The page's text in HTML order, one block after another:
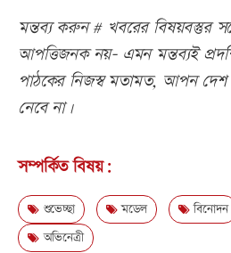
মন্তব্য করুন # খবরের বিষয়বস্তুর
আপত্তিজনক নয়- এমন মন্তব্যই
পাঠকের নিজস্ব মতামত, আপন
নেবে না।
সম্পর্কিত বিষয়:
শুভেচ্ছা মডেল বিনোদন
অভিনেত্রী